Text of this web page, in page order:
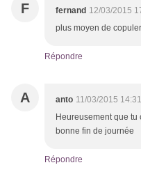
F fernand 12/03/2015
plus moyen de
Répondre
A anto 11/03/2015 14:31
Heureusement que
bonne fin de journée
Répondre